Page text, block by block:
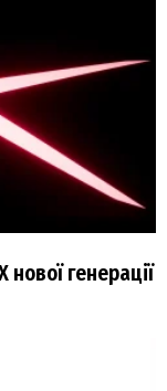
нової генерації